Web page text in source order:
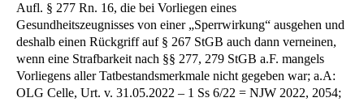
Aufl. § 277 Rn. 16, die bei Vorliegen eines
Gesundheitszeugnisses von einer „Sperrwirkung“ ausgehen und
deshalb einen Rückgriff auf § 267 StGB auch dann verneinen,
wenn eine Strafbarkeit nach §§ 277, 279 StGB a.F. mangels
Vorliegens aller Tatbestandsmerkmale nicht gegeben war; a.A:
OLG Celle, Urt. v. 31.05.2022 – 1 Ss 6/22 = NJW 2022, 2054;